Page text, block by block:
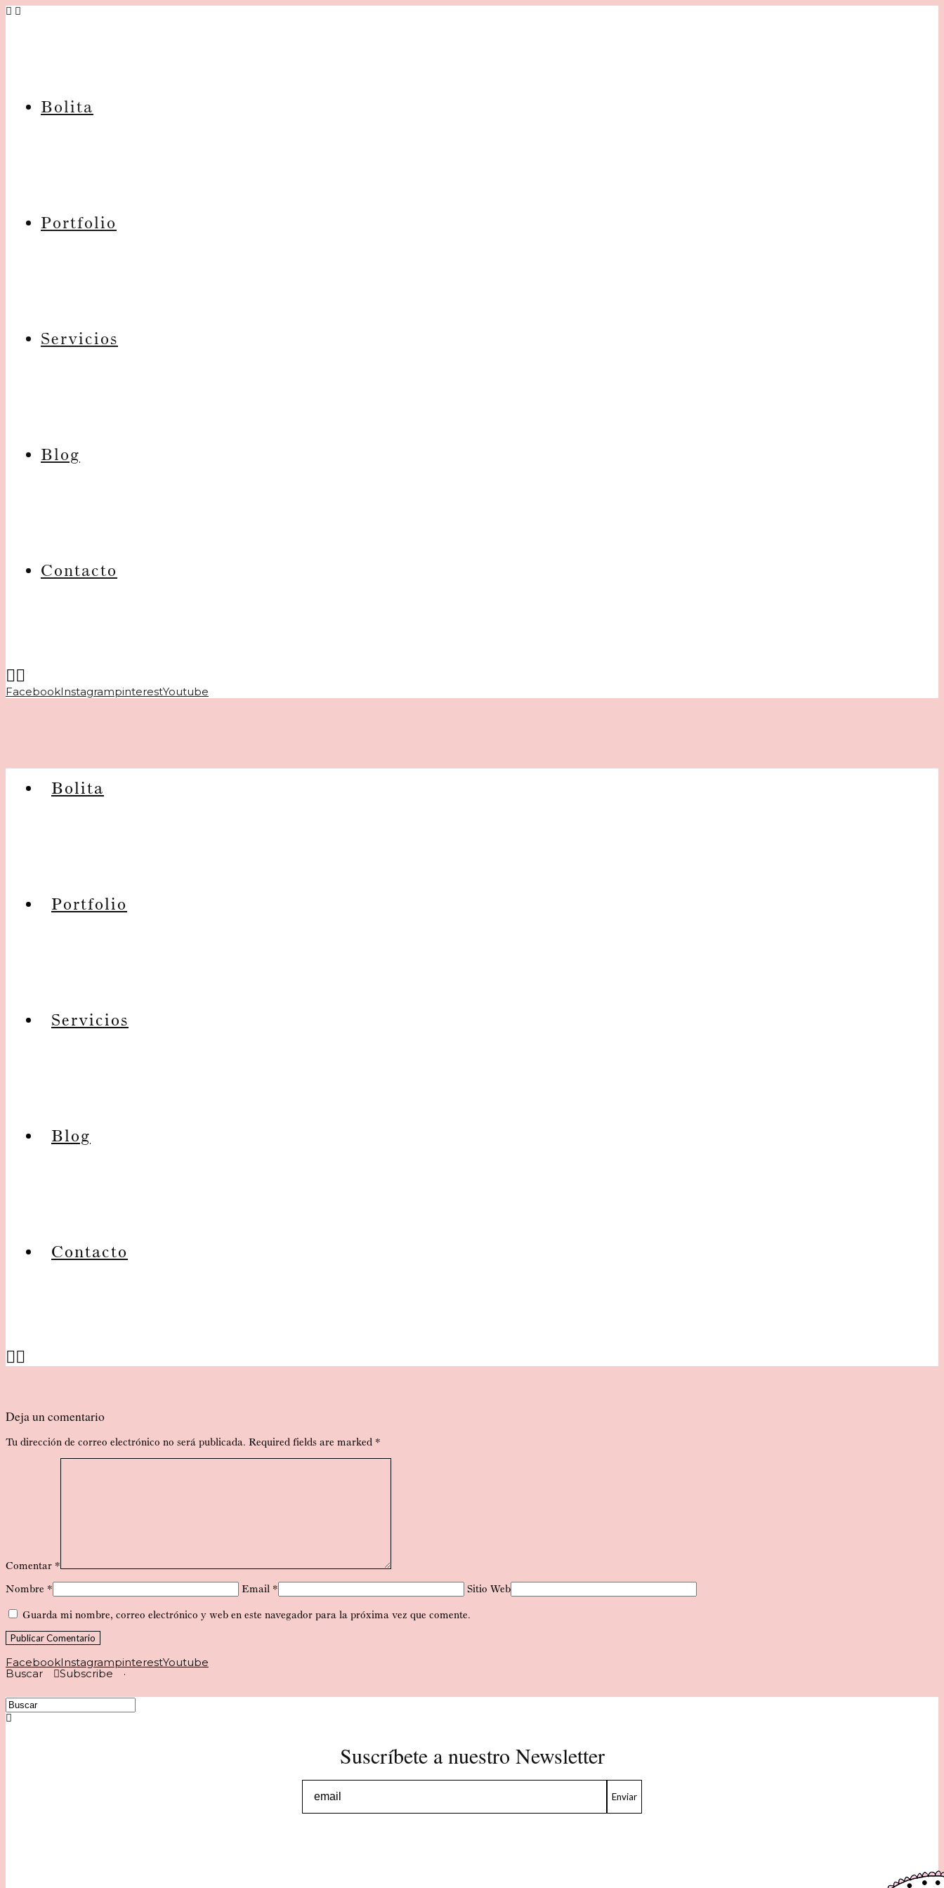
Bolita
Portfolio
Servicios
Blog
Contacto
FacebookInstagrampinterestYoutube
Bolita
Portfolio
Servicios
Blog
Contacto
Deja un comentario
Tu dirección de correo electrónico no será publicada. Required fields are marked *
Comentar *
Nombre * Email * Sitio Web
Guarda mi nombre, correo electrónico y web en este navegador para la próxima vez que comente.
FacebookInstagrampinterestYoutube
Buscar
Subscribe ·
Suscríbete a nuestro Newsletter